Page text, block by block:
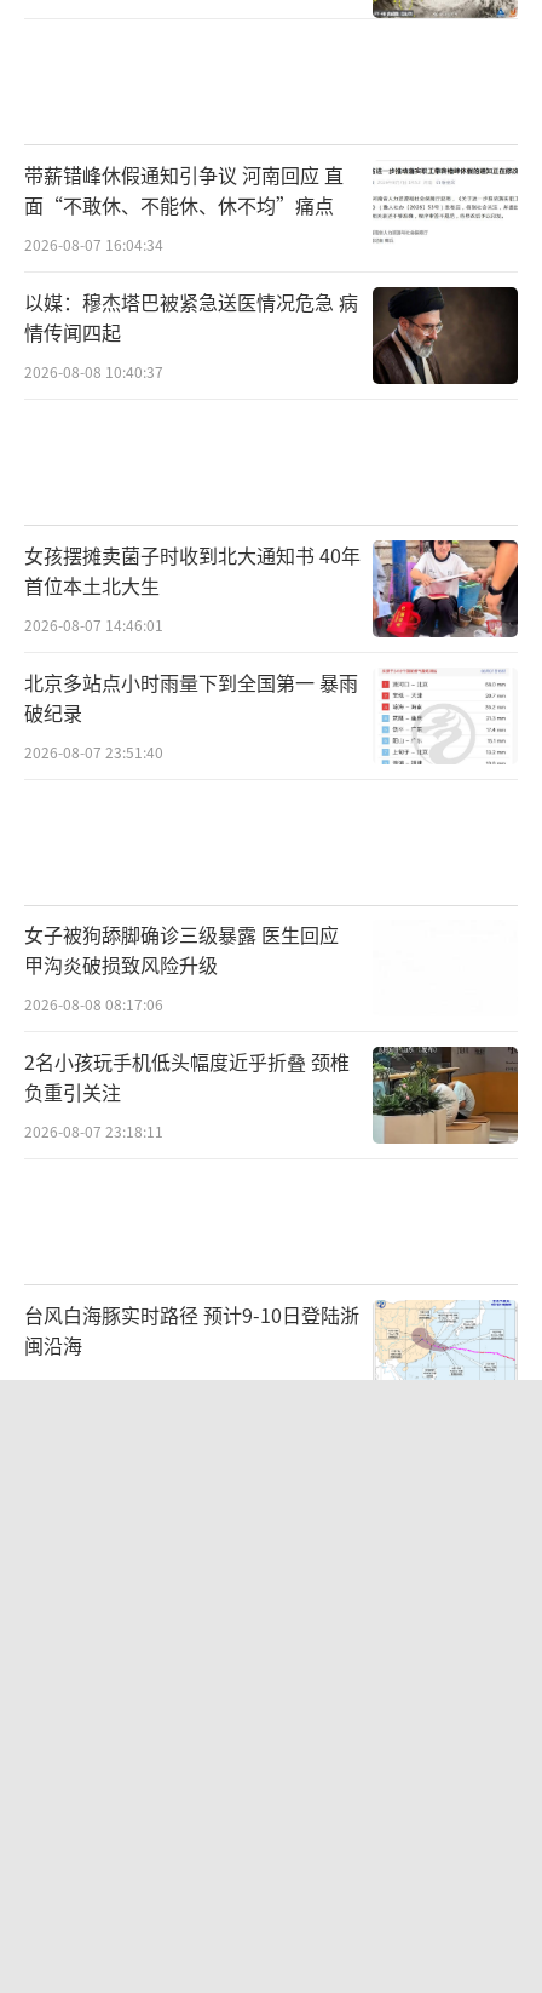
带薪错峰休假通知引争议 河南回应 直
面“不敢休、不能休、休不均”痛点
2026-08-07 16:04:34
以媒：穆杰塔巴被紧急送医情况危急 病
情传闻四起
2026-08-08 10:40:37
女孩摆摊卖菌子时收到北大通知书 40年
首位本土北大生
2026-08-07 14:46:01
北京多站点小时雨量下到全国第一 暴雨
破纪录
2026-08-07 23:51:40
女子被狗舔脚确诊三级暴露 医生回应
甲沟炎破损致风险升级
2026-08-08 08:17:06
2名小孩玩手机低头幅度近乎折叠 颈椎
负重引关注
2026-08-07 23:18:11
台风白海豚实时路径 预计9-10日登陆浙
闽沿海
2026-08-07 20:35:50